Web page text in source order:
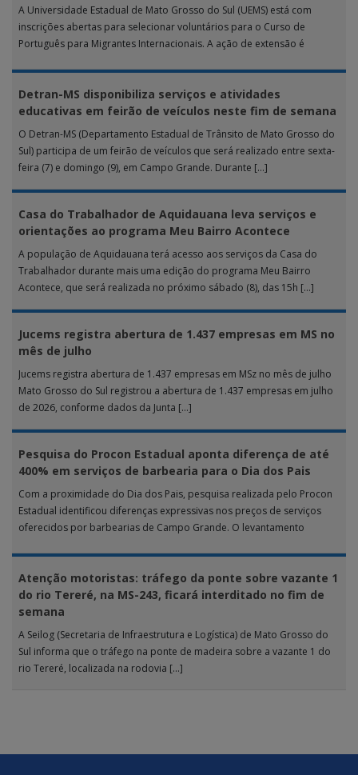
A Universidade Estadual de Mato Grosso do Sul (UEMS) está com
inscrições abertas para selecionar voluntários para o Curso de
Português para Migrantes Internacionais. A ação de extensão é
Detran-MS disponibiliza serviços e atividades
educativas em feirão de veículos neste fim de semana
O Detran-MS (Departamento Estadual de Trânsito de Mato Grosso do
Sul) participa de um feirão de veículos que será realizado entre sexta-
feira (7) e domingo (9), em Campo Grande. Durante […]
Casa do Trabalhador de Aquidauana leva serviços e
orientações ao programa Meu Bairro Acontece
A população de Aquidauana terá acesso aos serviços da Casa do
Trabalhador durante mais uma edição do programa Meu Bairro
Acontece, que será realizada no próximo sábado (8), das 15h […]
Jucems registra abertura de 1.437 empresas em MS no
mês de julho
Jucems registra abertura de 1.437 empresas em MSz no mês de julho
Mato Grosso do Sul registrou a abertura de 1.437 empresas em julho
de 2026, conforme dados da Junta […]
Pesquisa do Procon Estadual aponta diferença de até
400% em serviços de barbearia para o Dia dos Pais
Com a proximidade do Dia dos Pais, pesquisa realizada pelo Procon
Estadual identificou diferenças expressivas nos preços de serviços
oferecidos por barbearias de Campo Grande. O levantamento
Atenção motoristas: tráfego da ponte sobre vazante 1
do rio Tereré, na MS-243, ficará interditado no fim de
semana
A Seilog (Secretaria de Infraestrutura e Logística) de Mato Grosso do
Sul informa que o tráfego na ponte de madeira sobre a vazante 1 do
rio Tereré, localizada na rodovia […]